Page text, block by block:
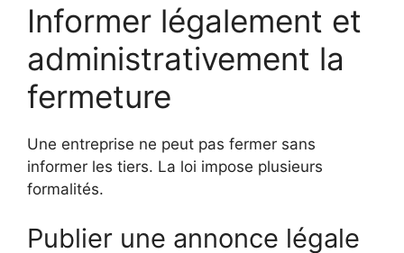
Informer légalement et
administrativement la
fermeture
Une entreprise ne peut pas fermer sans
informer les tiers. La loi impose plusieurs
formalités.
Publier une annonce légale